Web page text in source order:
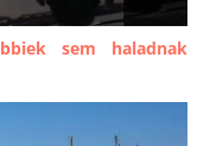
sem haladnak